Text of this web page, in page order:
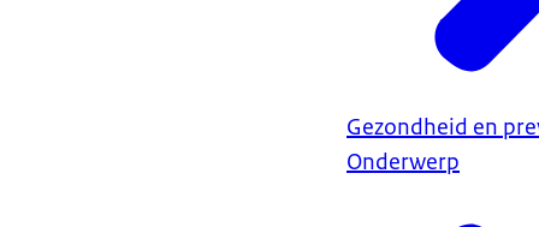
Gezondheid en
Onderwerp